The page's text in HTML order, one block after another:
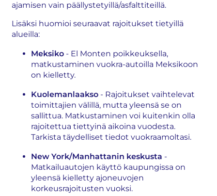
ajamisen vain päällystetyillä/asfalttiteillä.
Lisäksi huomioi seuraavat rajoitukset tietyillä
alueilla:
Meksiko - El Monten poikkeuksella,
matkustaminen vuokra-autoilla Meksikoon
on kielletty.
Kuolemanlaakso - Rajoitukset vaihtelevat
toimittajien välillä, mutta yleensä se on
sallittua. Matkustaminen voi kuitenkin olla
rajoitettua tiettyinä aikoina vuodesta.
Tarkista täydelliset tiedot vuokraamoltasi.
New York/Manhattanin keskusta -
Matkailuautojen käyttö kaupungissa on
yleensä kielletty ajoneuvojen
korkeusrajoitusten vuoksi.